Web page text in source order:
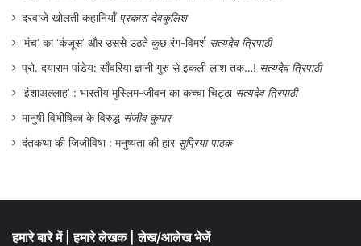
दरवाजे खोलती कहानियाँ प्रकाश देवकुलिश
‘मंच’ का ‘कंजूस’ और उससे उठते कुछ रंग-विमर्श सत्यदेव त्रिपाठी
प्रो. दयाराम पांडेय: साँवरिया ज्ञानी गुरु से इकली लाश तक…! सत्यदेव त्रिपाठी
‘इंशाअल्लाह’ : भारतीय मुस्लिम-जीवन का कच्चा चिट्ठा सत्यदेव त्रिपाठी
मानुषी विभीषिका के विरुद्ध संजीव कुमार
दंतकथा की जिजीविषा : मनुष्यता की हार सुप्रिया पाठक
हमारे बारे में हमारे लेखक लेख/आलेख भेजें